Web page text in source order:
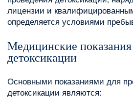
лицензии и
определяется условиями
Медицинские
детоксикации
Основными показаниями для
детоксикации являются: